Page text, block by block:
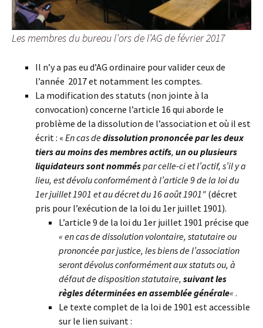
Les membres du bureau l’ors de l’AG de février 2017
Il n’y a pas eu d’AG ordinaire pour valider ceux de
l’année 2017 et notamment les comptes.
La modification des statuts (non jointe à la
convocation) concerne l’article 16 qui aborde le
problème de la dissolution de l’association et où il est
écrit : « En cas dedissolutionprononcée par les deux
tiers au moins des membres actifs, un ou plusieurs
liquidateurs sont nomméspar celle-ci et l’actif, s’il y a
lieu, est dévolu conformément à l’article 9 de la loi du
1er juillet 1901 et au décret du 16 août 1901″ (décret
pris pour l’exécution de la loi du 1er juillet 1901).
L’article 9 de la loi du 1er juillet 1901 précise que
« en cas de dissolution volontaire, statutaire ou
prononcée par justice, les biens de l’association
seront dévolus conformément aux statuts ou, à
défaut de disposition statutaire, suivant les
règles déterminées en assemblée générale«.
Le texte complet de la loi de 1901 est accessible
sur le lien suivant :